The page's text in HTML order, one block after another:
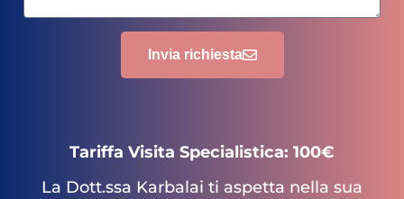
Invia richiesta
Tariffa Visita Specialistica: 100€
La Dott.ssa Karbalai ti aspetta nella sua